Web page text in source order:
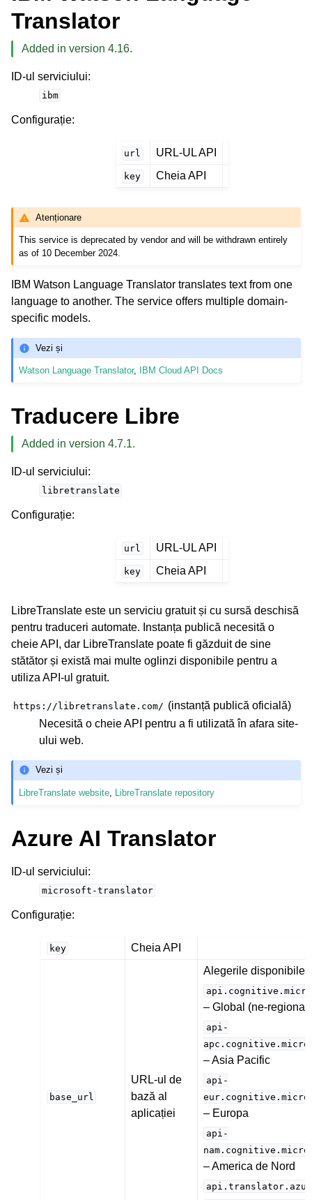
Translator
Added in version 4.16.
ID-ul serviciului:
ibm
Configurație:
url URL-UL API
key Cheia API
Atenționare
This service is deprecated by vendor and will be withdrawn entirely
as of 10 December 2024.
IBM Watson Language Translator translates text from one
language to another. The service offers multiple domain-
specific models.
Vezi și
Watson Language Translator, IBM Cloud API Docs
Traducere Libre
Added in version 4.7.1.
ID-ul serviciului:
libretranslate
Configurație:
url URL-UL API
key Cheia API
LibreTranslate este un serviciu gratuit și cu sursă deschisă
pentru traduceri automate. Instanța publică necesită o
cheie API, dar LibreTranslate poate fi găzduit de sine
stătător și există mai multe oglinzi disponibile pentru a
utiliza API-ul gratuit.
https://libretranslate.com/ (instanță publică oficială)
Necesită o cheie API pentru a fi utilizată în afara site-
ului web.
Vezi și
LibreTranslate website LibreTranslate repository
Azure AI Translator
ID-ul serviciului:
microsoft-translator
Configurație:
key Cheia API
base_url
URL-ul de
bază al
aplicației
Alegerile disponibile:
– Global (ne-regional)
api-
– Asia Pacific
api-
– Europa
api-
– America de Nord